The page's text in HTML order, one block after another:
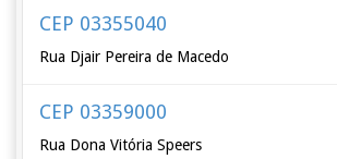
CEP 03355040
Rua Djair Pereira de Macedo
CEP 03359000
Rua Dona Vitória Speers